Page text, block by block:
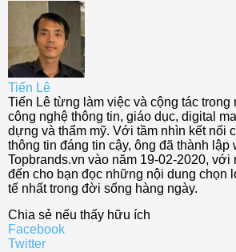
Tiến Lê
Tiến Lê từng làm việc và cộng tác
công nghệ thông tin, giáo dục, digital
dựng và thẩm mỹ. Với tầm nhìn kết nối
thông tin đáng tin cậy, ông đã thành lập
Topbrands.vn vào năm 19-02-2020, với
đến cho bạn đọc những nội dung chọn
tế nhất trong đời sống hàng ngày.
Chia sẻ nếu thấy hữu ích
Facebook
Twitter